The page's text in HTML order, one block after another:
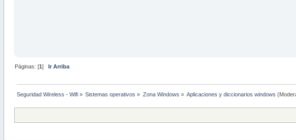
Páginas: [1 ]
Ir Arriba
Seguridad Wireless - Wifi» Sistemas operativos » Zona Windows » Aplicaciones y diccionarios windows